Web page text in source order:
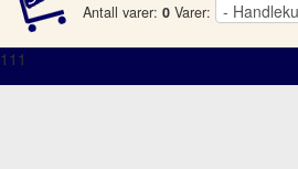
Antall varer: 0 Varer:
111